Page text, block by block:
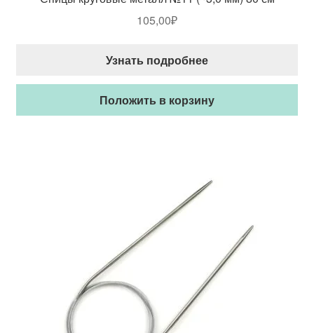
105,00₽
Узнать подробнее
Положить в корзину